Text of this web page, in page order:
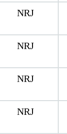
NRJ
NRJ
NRJ
NRJ